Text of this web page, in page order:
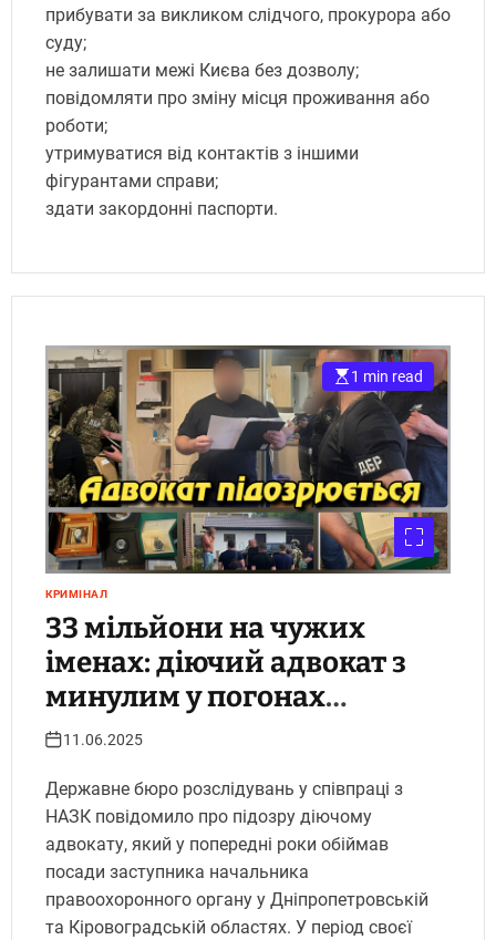
прибувати за викликом слідчого, прокурора або
суду;
не залишати межі Києва без дозволу;
повідомляти про зміну місця проживання або
роботи;
утримуватися від контактів з іншими
фігурантами справи;
здати закордонні паспорти.
1 min read
КРИМІНАЛ
33 мільйони на чужих
іменах: діючий адвокат з
минулим у погонах
підозрюється у
11.06.2025
Державне бюро розслідувань у співпраці з
НАЗК повідомило про підозру діючому
адвокату, який у попередні роки обіймав
посади заступника начальника
правоохоронного органу у Дніпропетровській
та Кіровоградській областях. У період своєї